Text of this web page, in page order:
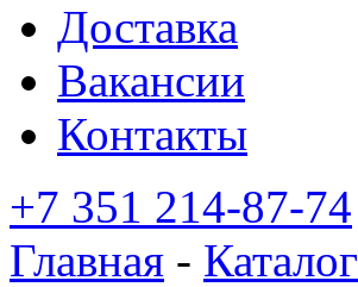
Доставка
Вакансии
Контакты
+7 351 214-87-74
Главная - Каталог